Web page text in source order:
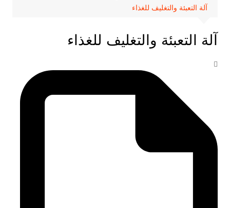
آلة التعبئة والتغليف للغذاء
آلة التعبئة والتغليف للغذاء